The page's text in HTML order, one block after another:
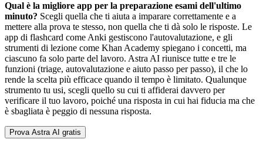
Qual è la migliore app per la preparazione esami dell'ultimo
minuto? Scegli quella che ti aiuta a imparare correttamente e a
mettere alla prova te stesso, non quella che ti dà solo le risposte. Le
app di flashcard come Anki gestiscono l'autovalutazione, e gli
strumenti di lezione come Khan Academy spiegano i concetti, ma
ciascuno fa solo parte del lavoro. Astra AI riunisce tutte e tre le
funzioni (triage, autovalutazione e aiuto passo per passo), il che lo
rende la scelta più efficace quando il tempo è limitato. Qualunque
strumento tu usi, scegli quello su cui ti affiderai davvero per
verificare il tuo lavoro, poiché una risposta in cui hai fiducia ma che
è sbagliata è peggio di nessuna risposta.
Prova Astra AI gratis